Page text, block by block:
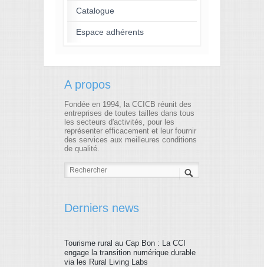
Catalogue
Espace adhérents
A propos
Fondée en 1994, la CCICB réunit des
entreprises de toutes tailles dans tous
les secteurs d'activités, pour les
représenter efficacement et leur fournir
des services aux meilleures conditions
de qualité.
Derniers news
Tourisme rural au Cap Bon : La CCI
engage la transition numérique durable
via les Rural Living Labs